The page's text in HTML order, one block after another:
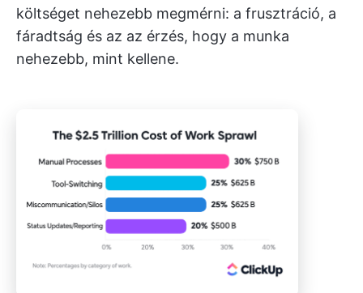
költséget nehezebb megmérni: a frusztráció, a
fáradtság és az az érzés, hogy a munka
nehezebb, mint kellene.